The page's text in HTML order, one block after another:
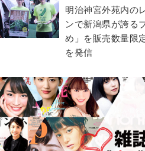
明治神宮外苑内の
ンで新潟県が誇る
め」を販売数量限
を発信